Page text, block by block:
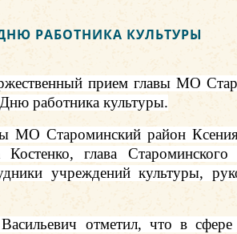
РАБОТНИКА КУЛЬТУРЫ
прием главы МО
работника культуры.
МО Староминский район
глава Староминского
учреждений культуры,
отметил, что в сфере